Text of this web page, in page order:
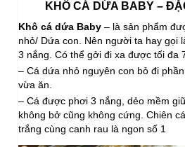
KHÔ CÁ DỨA BABY –
Khô cá dứa Baby – là sản phẩm
nhỏ/ Dứa con. Nên người ta hay gọi
3 nắng. Có thể gởi đi xa được tối đa
– Cá dứa nhỏ nguyên con bỏ đi
vừa ăn.
– Cá được phơi 3 nắng, dẻo mềm
không bở cũng không cứng. Chiên
trắng cùng canh rau là ngon số 1